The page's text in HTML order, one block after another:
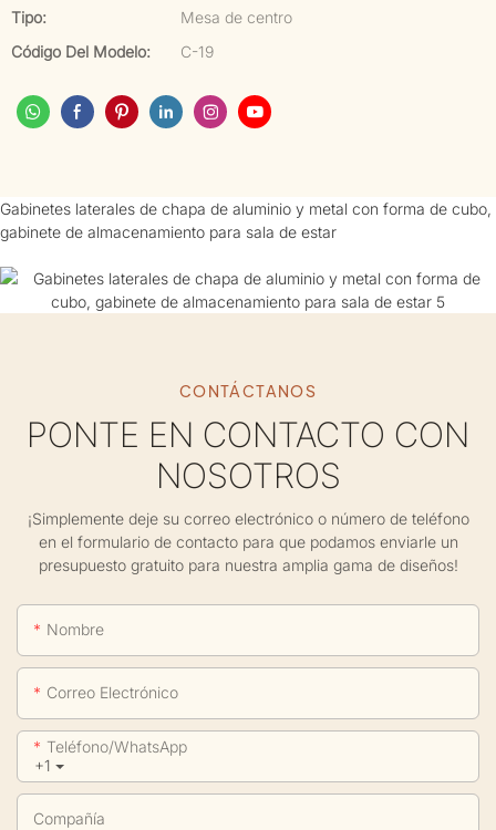
Tipo:
Mesa de centro
Código Del Modelo:
C-19
Gabinetes laterales de chapa de aluminio y metal con forma de cubo,
gabinete de almacenamiento para sala de estar
CONTÁCTANOS
PONTE EN CONTACTO CON
NOSOTROS
¡Simplemente deje su correo electrónico o número de teléfono
en el formulario de contacto para que podamos enviarle un
presupuesto gratuito para nuestra amplia gama de diseños!
Nombre
Correo Electrónico
+1
Teléfono/WhatsApp
Compañía